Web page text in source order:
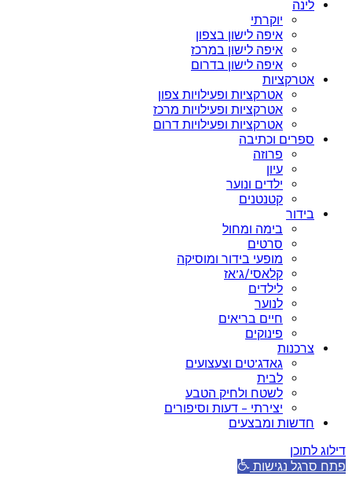
לינה
יוקרתי
איפה לישון בצפון
איפה לישון במרכז
איפה לישון בדרום
אטרקציות
אטרקציות ופעילויות צפון
אטרקציות ופעילויות מרכז
אטרקציות ופעילויות דרום
ספרים וכתיבה
פרוזה
עיון
ילדים ונוער
קטנטנים
בידור
בימה ומחול
סרטים
מופעי בידור ומוסיקה
קלאסי/ג’אז
לילדים
לנוער
חיים בריאים
פינוקים
צרכנות
גאדג’טים וצעצועים
לבית
לשטח ולחיק הטבע
יצירתי – דעות וסיפורים
חדשות ומבצעים
דילוג לתוכן
פתח סרגל נגישות